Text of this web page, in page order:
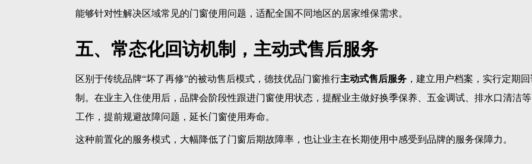
能够针对性解决区域常见的门窗使用问题，适配全国不同地区的居家维保需求。
五、常态化回访机制，主动式售后服务
区别于传统品牌“坏了再修”的被动售后模式，德技优品门窗推行主动式售后服务 ，建立用户档案，实行定期
制。在业主入住使用后，品牌会阶段性跟进门窗使用状态，提醒业主做好换季保养、五金调试、排水口清洁
工作，提前规避故障问题，延长门窗使用寿命。
这种前置化的服务模式，大幅降低了门窗后期故障率，也让业主在长期使用中感受到品牌的服务保障力。